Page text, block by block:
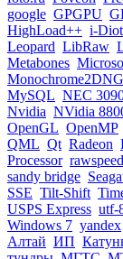
google GPGPU
HighLoad++ i-Diot
Leopard LibRaw
Metabones
Monochrome2DNG
MySQL NEC
Nvidia NVidia
OpenGL OpenMP
QML Qt Radeon
Processor rawspeed
sandy bridge
SSE Tilt-Shift
USPS Express utf-
Windows 7 yandex
Алтай ИП